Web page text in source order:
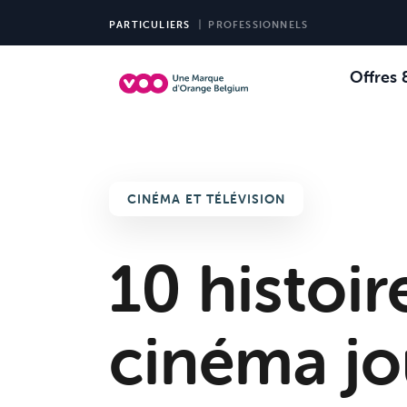
PARTICULIERS PROFESSIONNELS
Offres
CINÉMA ET TÉLÉVISION
10
cinéma